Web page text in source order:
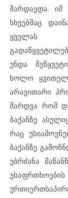
შარდავდა. იმ
სხვებმაც
ყველას
უნდა
ხოლო
არავითარი
შარდვა რომ
ბაქანზე
რაც
ბაქანზე
უბრძანა